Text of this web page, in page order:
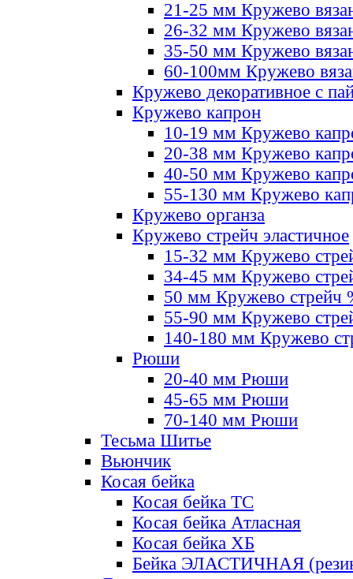
21-25 мм Кружево
26-32 мм Кружево
35-50 мм Кружево
60-100мм Кружево
Кружево декоративное с
Кружево капрон
10-19 мм Кружево
20-38 мм Кружево
40-50 мм Кружево
55-130 мм Кружево
Кружево органза
Кружево стрейч эластичное
15-32 мм Кружево
34-45 мм Кружево
50 мм Кружево стрейч
55-90 мм Кружево
140-180 мм Кружево
Рюши
20-40 мм Рюши
45-65 мм Рюши
70-140 мм Рюши
Тесьма Шитье
Вьюнчик
Косая бейка
Косая бейка ТС
Косая бейка Атласная
Косая бейка ХБ
Бейка ЭЛАСТИЧНАЯ